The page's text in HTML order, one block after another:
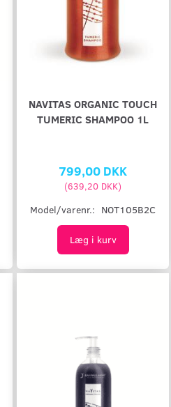
NAVITAS ORGANIC TOUCH
TUMERIC SHAMPOO 1L
799,00 DKK
(639,20 DKK)
Model/varenr.: NOT105B2C
Læg i kurv